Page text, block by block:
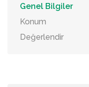
Genel Bilgiler
Konum
Değerlendir